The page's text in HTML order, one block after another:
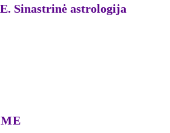
Sinastrinė astrologija